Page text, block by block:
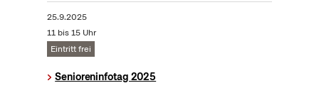
25.9.2025
11 bis 15 Uhr
Eintritt frei
Senioreninfotag 2025